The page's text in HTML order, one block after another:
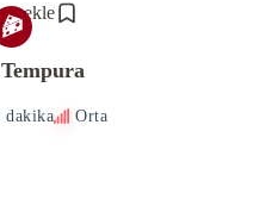
ekle
dakika Orta